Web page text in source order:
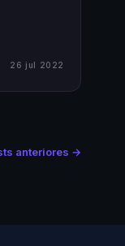
26 jul 2022
anteriores →